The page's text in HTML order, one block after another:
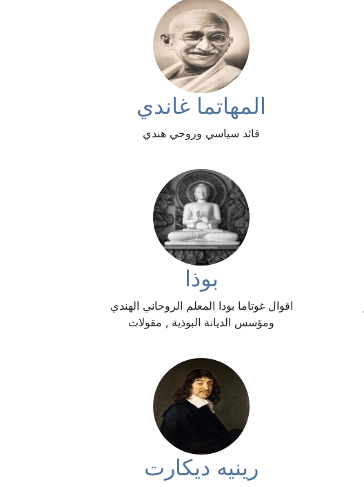
المهاتما غاندي
قائد سياسي وروحي هندي
بوذا
اقوال غوتاما بودا المعلم الروحاني الهندي
ومؤسس الديانة البوذية , مقولات
رينيه ديكارت